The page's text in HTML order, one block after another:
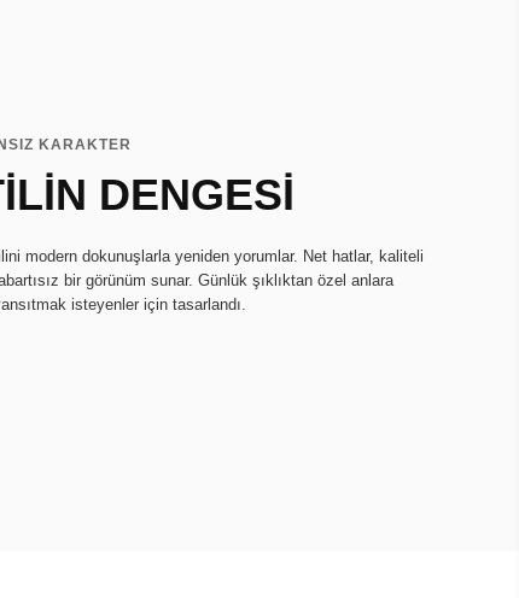
KARAKTER
DENGESİ
modern dokunuşlarla yeniden yorumlar. Net hatlar, kaliteli
bir görünüm sunar. Günlük şıklıktan özel anlara
isteyenler için tasarlandı.